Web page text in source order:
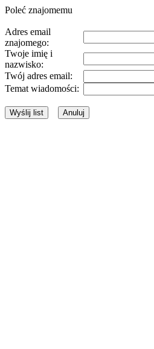
Poleć znajomemu
Adres email
znajomego:
Twoje imię i
nazwisko:
Twój adres email:
Temat wiadomości: